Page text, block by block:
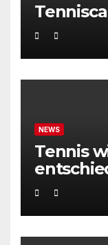
NEWS
Tennis